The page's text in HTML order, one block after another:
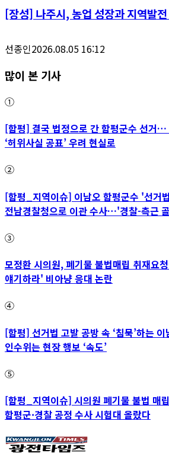
[장성] 나주시, 농업 성장과 지역발전
선종인2026.08.05 16:12
많이 본 기사
①
[함평] 결국 법정으로 간 함평군수 선거…
‘허위사실 공표’ 우려 현실로
②
[함평_지역이슈] 이남오 함평군수 '선거
전남경찰청으로 이관 수사…'경찰-측근
③
모정환 시의원, 폐기물 불법매립 취재요
얘기하라' 비아냥 응대 논란
④
[함평] 선거법 고발 공방 속 ‘침묵’하는
인수위는 현장 행보 ‘속도’
⑤
[함평_지역이슈] 시의원 폐기물 불법 매
함평군·경찰 공정 수사 시험대 올랐다